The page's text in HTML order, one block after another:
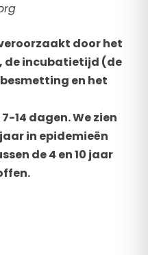
door het
de incubatietijd (de
en het
14 dagen. We zien
in epidemieën
de 4 en 10 jaar